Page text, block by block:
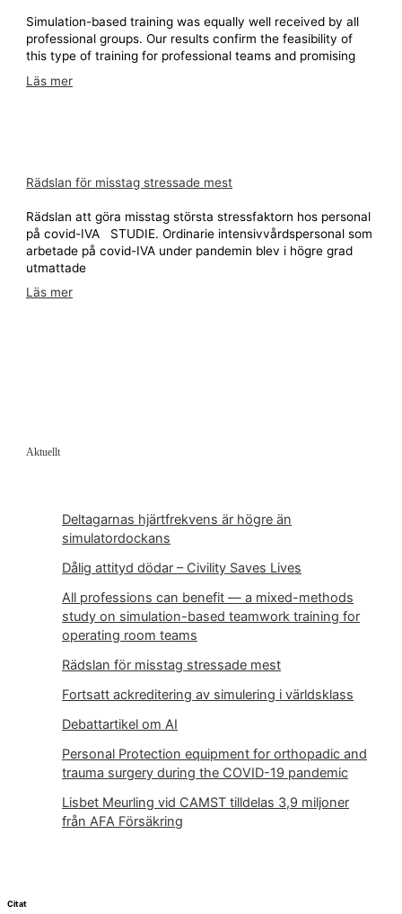
Simulation-based training was equally well received by all
professional groups. Our results confirm the feasibility of
this type of training for professional teams and promising
Läs mer
Rädslan för misstag stressade mest
Rädslan att göra misstag största stressfaktorn hos personal
på covid-IVA STUDIE. Ordinarie intensivvårdspersonal som
arbetade på covid-IVA under pandemin blev i högre grad
utmattade
Läs mer
Aktuellt
Deltagarnas hjärtfrekvens är högre än
simulatordockans
Dålig attityd dödar – Civility Saves Lives
All professions can benefit — a mixed-methods
study on simulation-based teamwork training for
operating room teams
Rädslan för misstag stressade mest
Fortsatt ackreditering av simulering i världsklass
Debattartikel om AI
Personal Protection equipment for orthopadic and
trauma surgery during the COVID-19 pandemic
Lisbet Meurling vid CAMST tilldelas 3,9 miljoner
från AFA Försäkring
Citat